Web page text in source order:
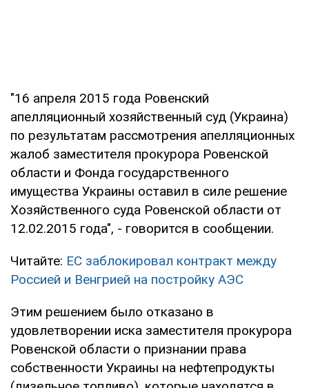
"16 апреля 2015 года Ровенский
апелляционный хозяйственный суд (Украина)
по результатам рассмотрения апелляционных
жалоб заместителя прокурора Ровенской
области и Фонда государственного
имущества Украины оставил в силе решение
Хозяйственного суда Ровенской области от
12.02.2015 года", - говорится в сообщении.
Читайте: ЕС заблокировал контракт между
Россией и Венгрией на постройку АЭС
Этим решением было отказано в
удовлетворении иска заместителя прокурора
Ровенской области о признании права
собственности Украины на нефтепродукты